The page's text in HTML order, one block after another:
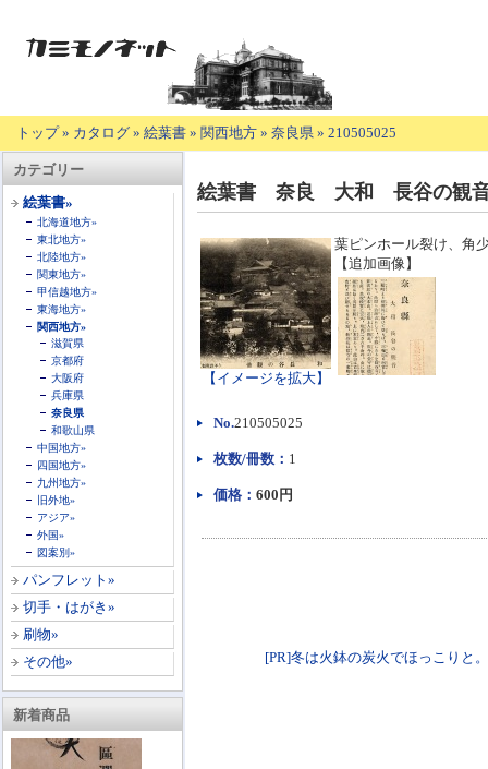
トップ» カタログ » 絵葉書 » 関西地方 » 奈良県 » 210505025
カテゴリー
絵葉書»
北海道地方»
東北地方»
北陸地方»
関東地方»
甲信越地方»
東海地方»
関西地方»
滋賀県
京都府
大阪府
兵庫県
奈良県
和歌山県
中国地方»
四国地方»
九州地方»
旧外地»
アジア»
外国»
図案別»
パンフレット»
切手・はがき»
刷物»
その他»
新着商品
品
の
明】
絵葉書 奈良 大和 長谷の観
【イメージを拡大】
葉ピンホール裂け、角
【追加画像】
No.210505025
枚数/冊数： 1
価格：600円
[PR]冬は火鉢の炭火でほっこりと